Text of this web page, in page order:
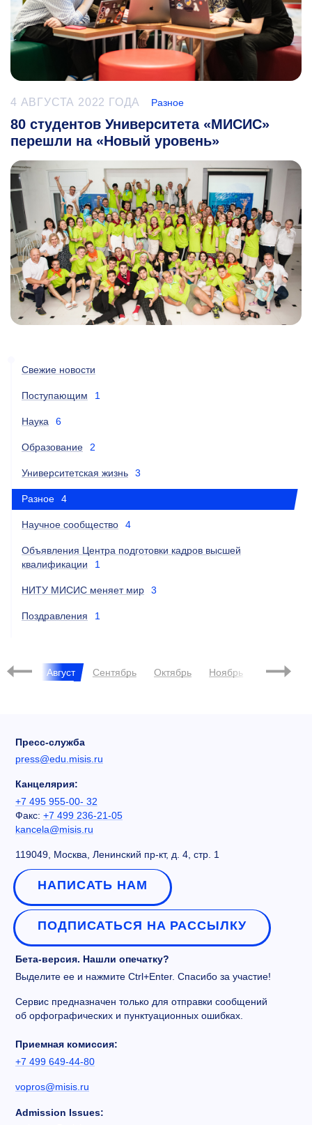
4 АВГУСТА 2022 ГОДА Разное
80 студентов Университета «МИСИС»
перешли на «Новый уровень»
Свежие новости
Поступающим 1
Наука 6
Образование 2
Университетская жизнь 3
Разное 4
Научное сообщество 4
Объявления Центра подготовки кадров высшей
квалификации
1
НИТУ МИСИС меняет мир 3
Поздравления 1
Июль Август Сентябрь Октябрь Ноябрь Декабрь
Пресс-служба
press@edu.misis.ru
Канцелярия:
+7 495 955-00- 32
Факс: +7 499 236-21-05
kancela@misis.ru
119049, Москва, Ленинский пр-кт, д. 4, стр. 1
НАПИСАТЬ НАМ
ПОДПИСАТЬСЯ НА РАССЫЛКУ
Бета-версия. Нашли опечатку?
Выделите ее и нажмите Ctrl+Enter. Спасибо за участие!
Сервис предназначен только для отправки сообщений
об орфографических и пунктуационных ошибках.
Приемная комиссия:
+7 499 649-44-80
vopros@misis.ru
Admission Issues: